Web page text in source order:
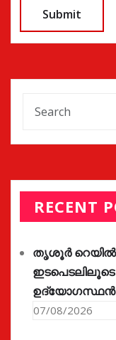
RECENT
തൃശൂർ
ഉദ്യോഗസ്ഥൻ
07/08/2026